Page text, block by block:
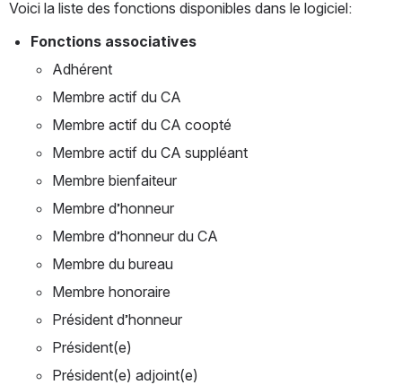
Voici la liste des fonctions disponibles dans le logiciel:
Fonctions associatives
Adhérent
Membre actif du CA
Membre actif du CA coopté
Membre actif du CA suppléant
Membre bienfaiteur
Membre d’honneur
Membre d’honneur du CA
Membre du bureau
Membre honoraire
Président d’honneur
Président(e)
Président(e) adjoint(e)